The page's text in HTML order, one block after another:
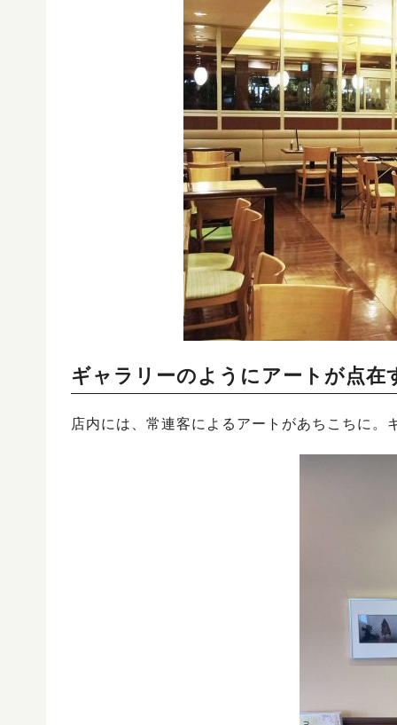
ギャラリーのようにアートが点在
店内には、常連客によるアートがあちこちに。